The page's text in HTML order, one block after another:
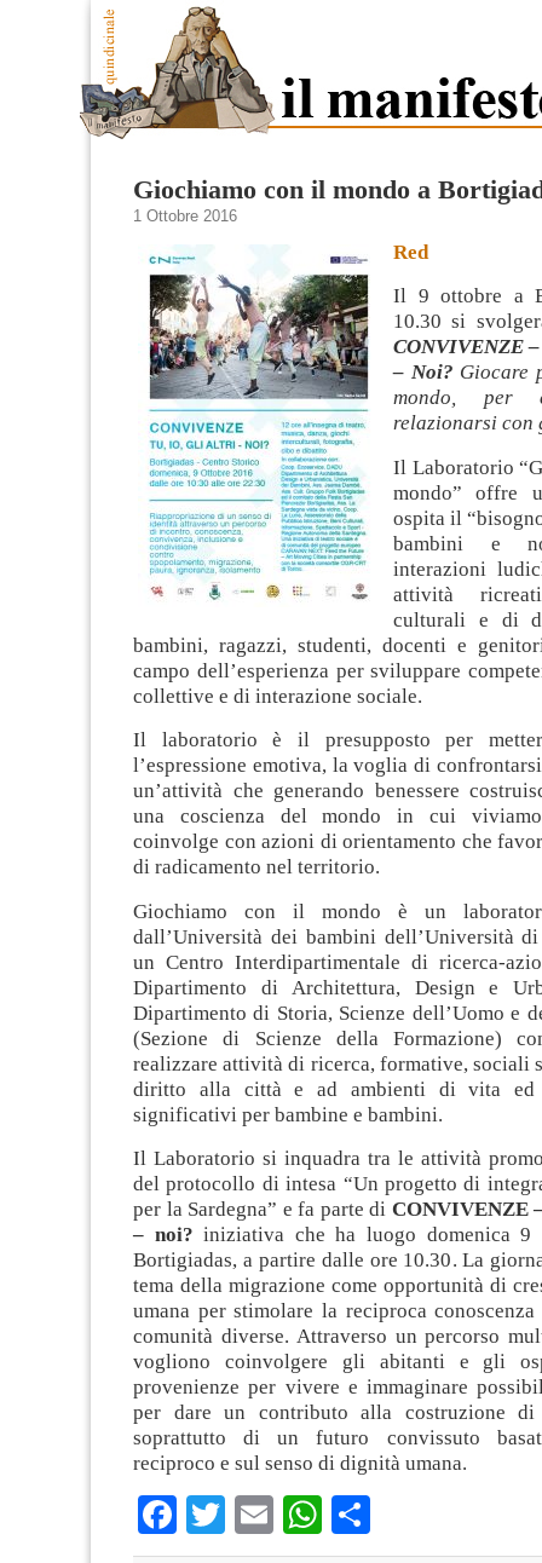
Giochiamo con il mondo a
1 Ottobre 2016
Red
Il 9 ottobre a
10.30 si
CONVIVENZE
– Noi? Giocare
mondo, per
relazionarsi
Il Laboratorio
mondo” offre
ospita il
bambini e
interazioni
attività
culturali e di
bambini, ragazzi, studenti, docenti e
campo dell’esperienza per sviluppare
collettive e di interazione sociale.
Il laboratorio è il presupposto per
l’espressione emotiva, la voglia di
un’attività che generando benessere
una coscienza del mondo in cui
coinvolge con azioni di orientamento che
di radicamento nel territorio.
Giochiamo con il mondo è un
dall’Università dei bambini dell’Università
un Centro Interdipartimentale di ricerca-
Dipartimento di Architettura, Design e
Dipartimento di Storia, Scienze dell’Uomo e
(Sezione di Scienze della Formazione)
realizzare attività di ricerca, formative, sociali
diritto alla città e ad ambienti di vita ed
significativi per bambine e bambini.
Il Laboratorio si inquadra tra le attività
del protocollo di intesa “Un progetto di
per la Sardegna” e fa parte di CONVIVENZE
– noi? iniziativa che ha luogo domenica 9
Bortigiadas, a partire dalle ore 10.30. La
tema della migrazione come opportunità di
umana per stimolare la reciproca
comunità diverse. Attraverso un percorso
vogliono coinvolgere gli abitanti e gli
provenienze per vivere e immaginare
per dare un contributo alla costruzione
soprattutto di un futuro convissuto
reciproco e sul senso di dignità umana.
Facebook
TwitterEmailWhatsApp